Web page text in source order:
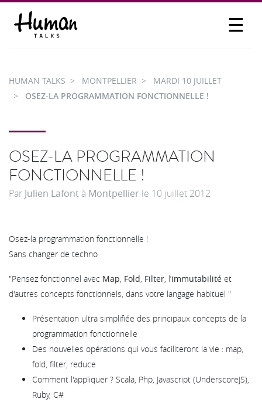
☰
PARTICIPER
HUMAN TALKS MONTPELLIER
MARDI 10 JUILLET
OSEZ-LA PROGRAMMATION FONCTIONNELLE !
OSEZ-LA PROGRAMMATION
FONCTIONNELLE !
Par Julien Lafont à Montpellier le 10 juillet 2012
Osez-la programmation fonctionnelle !
Sans changer de techno
"Pensez fonctionnel avec Map Fold Filter , l’immutabilité et
d'autres concepts fonctionnels, dans votre langage habituel "
Présentation ultra simplifiée des principaux concepts de la
programmation fonctionnelle
Des nouvelles opérations qui vous faciliteront la vie : map,
fold, filter, reduce
Comment l'appliquer ? Scala, Php, Javascript (UnderscoreJS),
Ruby, C#